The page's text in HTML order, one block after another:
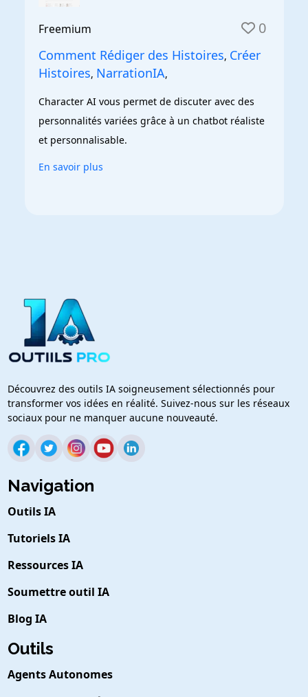
Freemium 0
Comment Rédiger des Histoires, Créer
Histoires, NarrationIA,
Character AI vous permet de discuter avec des
personnalités variées grâce à un chatbot réaliste
et personnalisable.
En savoir plus
Découvrez des outils IA soigneusement sélectionnés pour
transformer vos idées en réalité. Suivez-nous sur les réseaux
sociaux pour ne manquer aucune nouveauté.
Navigation
Outils IA
Tutoriels IA
Ressources IA
Soumettre outil IA
Blog IA
Outils
Agents Autonomes